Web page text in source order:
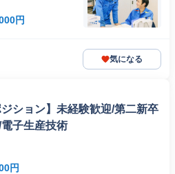
円
気になる
ション】未経験歓迎/第二新卒
子生産技術
円